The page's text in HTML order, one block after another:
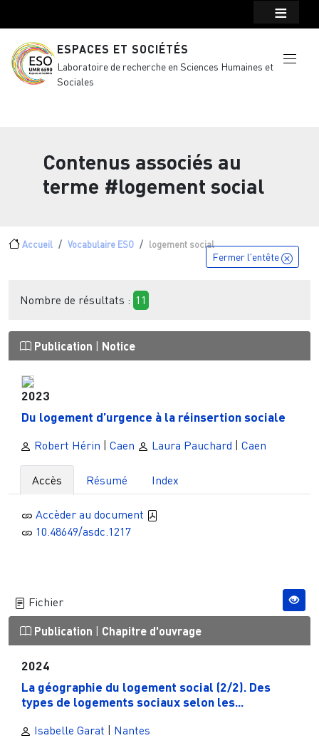
ESPACES ET SOCIÉTÉS
Laboratoire de recherche en Sciences Humaines et
Sociales
Contenus associés au
terme #logement social
Fil d'Ariane
Accueil Vocabulaire ESO logement social
Fermer l'entête
Nombre de résultats : 11
Publication Notice
2023
Du logement d’urgence à la réinsertion sociale
Robert Hérin Caen Laura Pauchard Caen
Accès Résumé Index
Accèder au document
10.48649/asdc.1217
Fichier
Publication Chapitre d'ouvrage
2024
La géographie du logement social (2/2). Des
types de logements sociaux selon les...
Isabelle Garat | Nantes